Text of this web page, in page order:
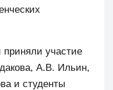
участие
А.В. Ильин,
и студенты